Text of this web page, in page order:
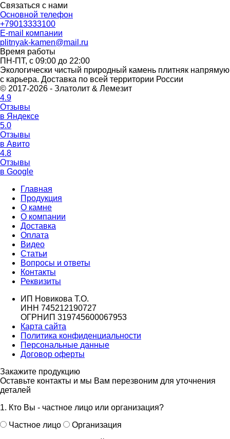
Связаться с нами
Основной телефон
+79013333100
E-mail компании
plitnyak-kamen@mail.ru
Время работы
ПН-ПТ, с 09:00 до 22:00
Экологически чистый природный камень плитняк напрямую
с карьера. Доставка по всей территории России
© 2017-2026 - Златолит & Лемезит
4.9
Отзывы
в Яндексе
5.0
Отзывы
в Авито
4.8
Отзывы
в Google
Главная
Продукция
О камне
О компании
Доставка
Оплата
Видео
Статьи
Вопросы и ответы
Контакты
Реквизиты
ИП Новикова Т.О.
ИНН 745212190727
ОГРНИП 319745600067953
Карта сайта
Политика конфиденциальности
Персональные данные
Договор оферты
Закажите продукцию
Оставьте контакты и мы Вам перезвоним для уточнения
деталей
1. Кто Вы - частное лицо или организация?
Частное лицо
Организация